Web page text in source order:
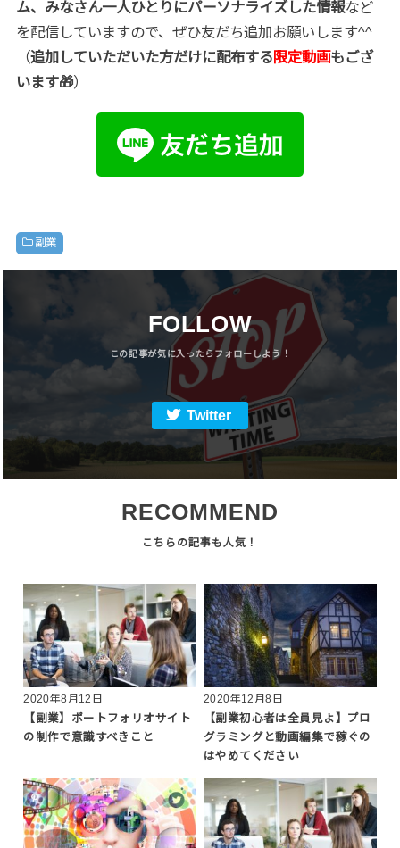
ム、みなさん一人ひとりにパーソナライズした情報など
を配信していますので、ぜひ友だち追加お願いします^^
（追加していただいた方だけに配布する限定動画もござ
います🎁）
副業
FOLLOW
Twitter
RECOMMEND
2020年8月12日
【副業】ポートフォリオサイト
の制作で意識すべきこと
2020年12月8日
【副業初心者は全員見よ】プロ
グラミングと動画編集で稼ぐの
はやめてください